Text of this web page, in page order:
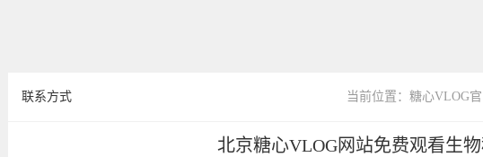
联系方式 当前位置： 糖心VLOG
北京糖心VLOG网站免费观看生